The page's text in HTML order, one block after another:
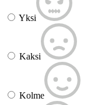
Yksi
Kaksi
Kolme